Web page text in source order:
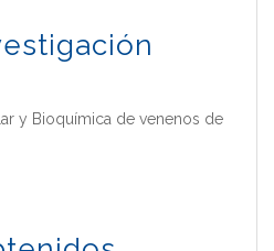
y Bioquímica de venenos de